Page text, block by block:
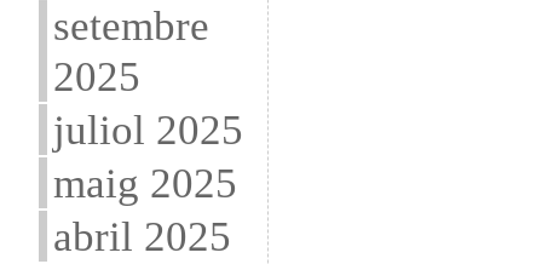
setembre
2025
juliol 2025
maig 2025
abril 2025